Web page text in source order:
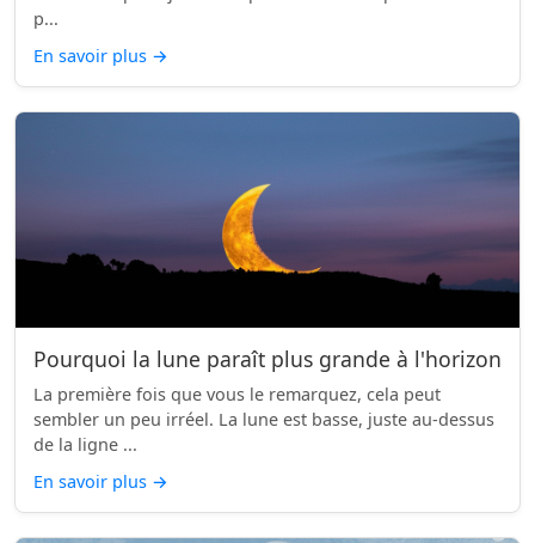
p...
En savoir plus →
Pourquoi la lune paraît plus grande à l'horizon
La première fois que vous le remarquez, cela peut
sembler un peu irréel. La lune est basse, juste au-dessus
de la ligne ...
En savoir plus →